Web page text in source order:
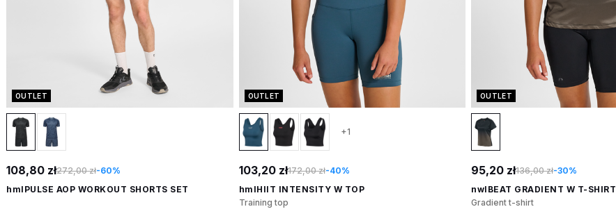
OUTLET
108,80 zł272,00 zł-60%
hmlPULSE AOP WORKOUT SHORTS SET
OUTLET
+1
103,20 zł172,00 zł-40%
hmlHIIT INTENSITY W TOP
Training top
OUTLET
95,20 zł136,00 zł-30%
nwlBEAT GRADIENT W T-SHIRT
Gradient t-shirt